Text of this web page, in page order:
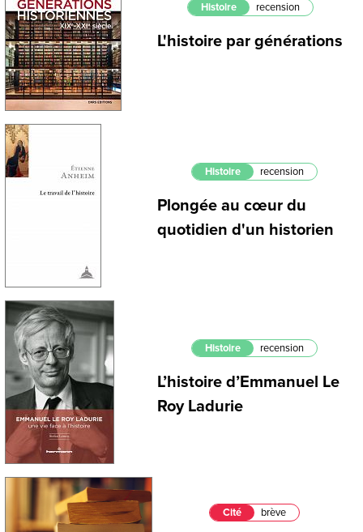
Histoire recension
L'histoire par générations
Histoire recension
Plongée au cœur du
quotidien d'un historien
Histoire recension
L’histoire d’Emmanuel Le
Roy Ladurie
Cité brève